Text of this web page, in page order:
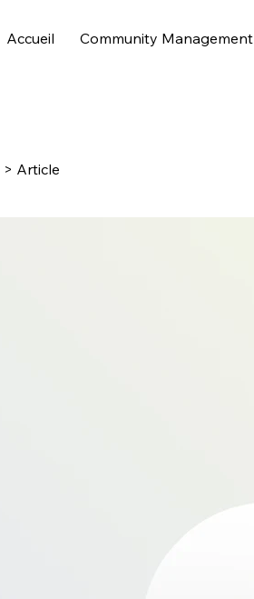
Accueil Community Management
> Article